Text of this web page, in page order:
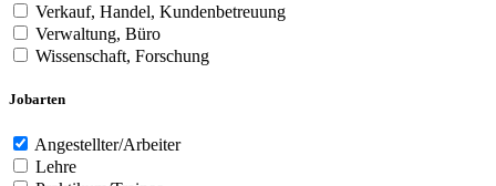
Verkauf, Handel, Kundenbetreuung
Verwaltung, Büro
Wissenschaft, Forschung
Jobarten
Angestellter/Arbeiter
Lehre